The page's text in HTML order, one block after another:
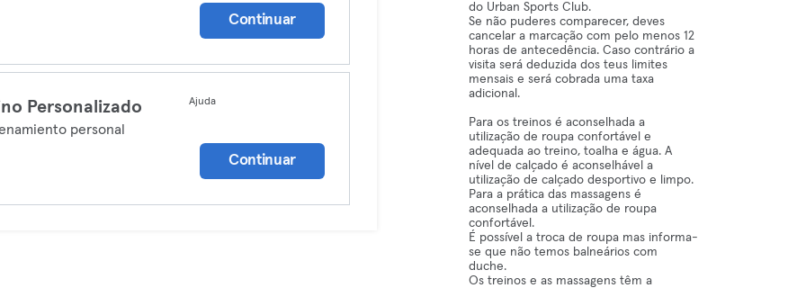
Continuar
Personalizado
personal
Ajuda
Continuar
do Urban Sports Club.
Se não puderes comparecer, deves
cancelar a marcação com pelo menos 12
horas de antecedência. Caso contrário a
visita será deduzida dos teus limites
mensais e será cobrada uma taxa
adicional.
Para os treinos é aconselhada a
utilização de roupa confortável e
adequada ao treino, toalha e água. A
nível de calçado é aconselhável a
utilização de calçado desportivo e limpo.
Para a prática das massagens é
aconselhada a utilização de roupa
confortável.
É possível a troca de roupa mas informa-
se que não temos balneários com
duche.
Os treinos e as massagens têm a